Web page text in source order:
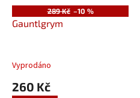
289 Kč –10 %
Gauntlgrym
Vyprodáno
260 Kč